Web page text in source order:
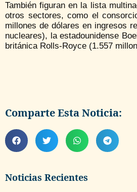
Noticias Recientes
También figuran en la lista
otros sectores, como el
millones de dólares en ingresos
nucleares), la estadounidense
británica Rolls-Royce (1.557
Comparte Esta Noticia: